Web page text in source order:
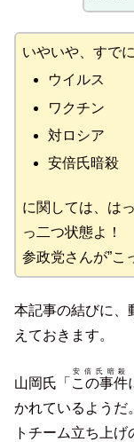
いやいや、すでに
ウイルス
ワクチン
対ロシア
安倍氏暗殺
に関しては、は
っ二つ状態よ！
参政党さんが”こ
本記事の結びに、
えておきます。
山岡氏「 この事件
安倍氏暗殺
かれているようだ
トチーム立ち上